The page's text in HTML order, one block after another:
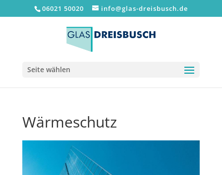
06021 50020 info@glas-dreisbusch.de
Seite wählen
Wärmeschutz